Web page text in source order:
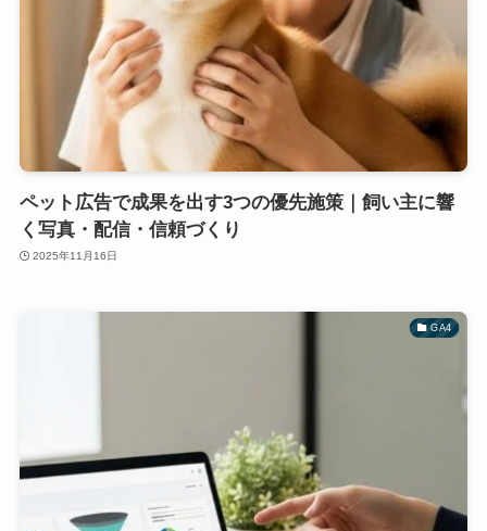
ペット広告で成果を出す3つの優先施策｜飼い主に響
く写真・配信・信頼づくり
2025年11月16日
GA4